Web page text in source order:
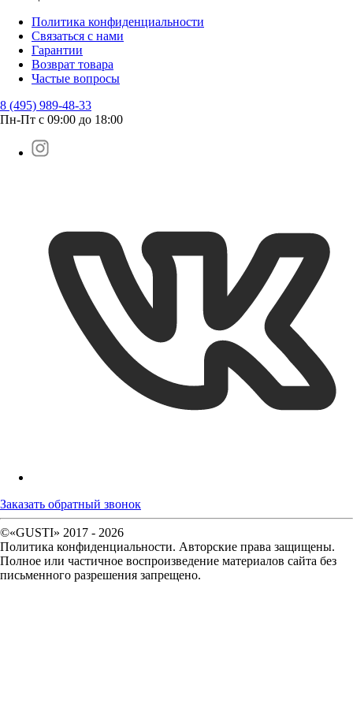
Политика конфиденциальности
Связаться с нами
Гарантии
Возврат товара
Частые вопросы
8 (495) 989-48-33
Пн-Пт с 09:00 до 18:00
Заказать обратный звонок
©«GUSTI» 2017 - 2026
Политика конфиденциальности. Авторские права защищены.
Полное или частичное воспроизведение материалов сайта без
письменного разрешения запрещено.